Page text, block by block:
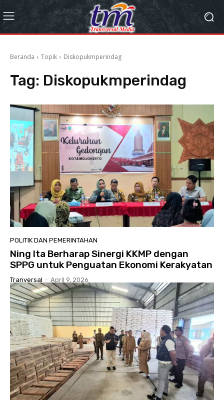
Beranda Topik Diskopukmperindag
Tag: Diskopukmperindag
POLITIK DAN PEMERINTAHAN
Ning Ita Berharap Sinergi KKMP dengan
SPPG untuk Penguatan Ekonomi Kerakyatan
Tranversal - April 9, 2026